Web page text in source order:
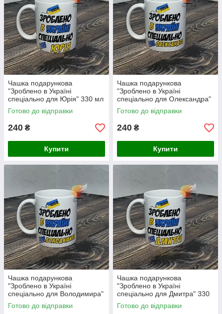
Чашка подарункова
"Зроблено в Україні
спеціально для Юрія" 330 мл
(ім'я обирається при
замовлені)
Готово до відправки
240 ₴
Купити
Чашка подарункова
"Зроблено в Україні
спеціально для Олександра"
330 мл (ім'я обирається при
замовлені)
Готово до відправки
240 ₴
Купити
Чашка подарункова
"Зроблено в Україні
спеціально для Володимира"
330 мл (ім'я обирається при
замовлені)
Готово до відправки
Чашка подарункова
"Зроблено в Україні
спеціально для Дмитра" 330
мл (ім'я обирається при
замовлені)
Готово до відправки